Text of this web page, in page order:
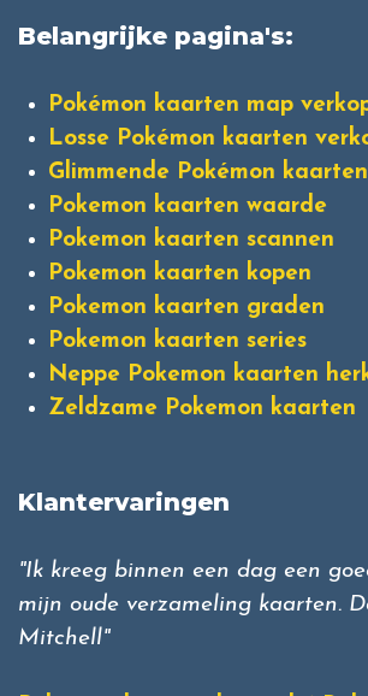
Belangrijke pagina's:
Pokémon kaarten map
Losse Pokémon kaarten
Glimmende Pokémon
Pokemon kaarten waarde
Pokemon kaarten scannen
Pokemon kaarten kopen
Pokemon kaarten graden
Pokemon kaarten series
Neppe Pokemon kaarten
Zeldzame Pokemon kaarten
Klantervaringen
"Ik kreeg binnen een dag een
mijn oude verzameling kaarten.
Mitchell"